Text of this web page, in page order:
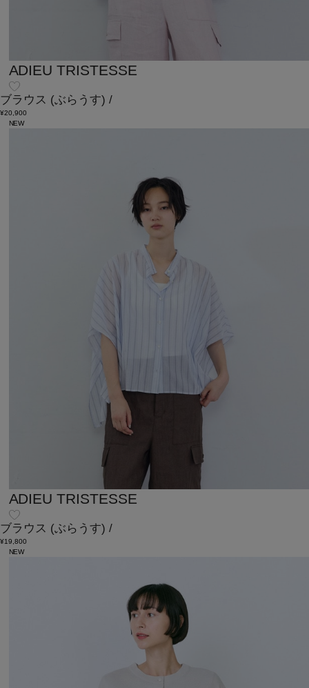
ADIEU TRISTESSE
ブラウス (ぶらうす) /
¥20,900
NEW
ADIEU TRISTESSE
ブラウス (ぶらうす) /
¥19,800
NEW